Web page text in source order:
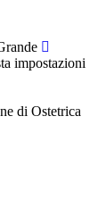
impostazioni
di Ostetrica